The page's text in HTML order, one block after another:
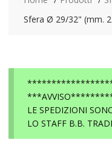
Sfera Ø 29/32" (mm.
LE SPEDIZIONI
LO STAFF B.B.